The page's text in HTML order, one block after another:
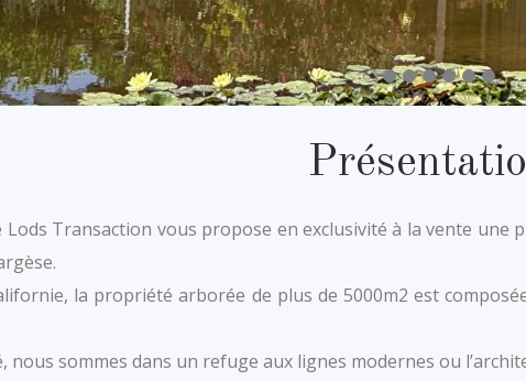
Lods Transaction vous propose en exclusivité à la vente
la propriété arborée de plus de 5000m2 est
nous sommes dans un refuge aux lignes modernes ou